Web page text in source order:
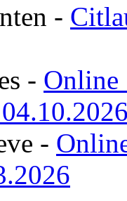
-
- Online
-